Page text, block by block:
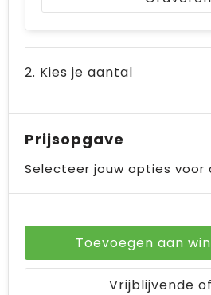
Bodywarmers
Ondergoed en Sokken
Jute tassen
Laptop hoezen en tassen
2. Kies je aantal
Prijsopgave
Selecteer jouw opties voor
Toevoegen aan
Vrijblijvende